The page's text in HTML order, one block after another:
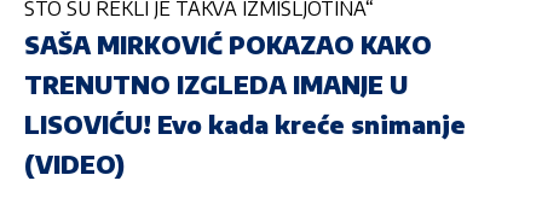
ŠTO SU REKLI JE TAKVA IZMIŠLJOTINA“
SAŠA MIRKOVIĆ POKAZAO KAKO
TRENUTNO IZGLEDA IMANJE U
LISOVIĆU! Evo kada kreće snimanje
(VIDEO)